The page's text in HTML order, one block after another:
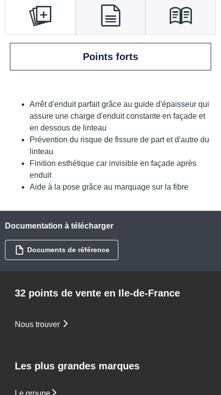
Points forts
Arrêt d'enduit parfait grâce au guide d'épaisseur qui
assure une charge d'enduit constante en façade et
en dessous de linteau
Prévention du risque de fissure de part et d'autre du
linteau
Finition esthétique car invisible en façade après
enduit
Aide à la pose grâce au marquage sur la fibre
Documentation à télécharger
Documents de référence
32 points de vente en Ile-de-France
Nous trouver
Les plus grandes marques